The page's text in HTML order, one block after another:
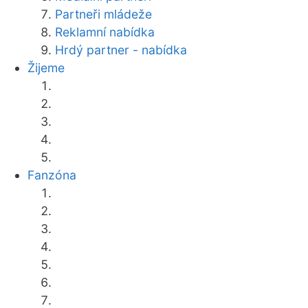
Partneři mládeže
Reklamní nabídka
Hrdý partner - nabídka
Žijeme
Fanzóna